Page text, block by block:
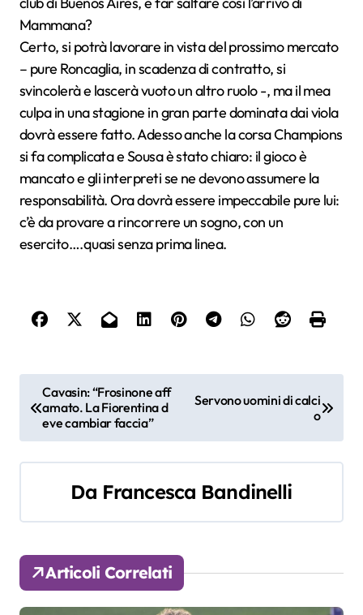
Mammana?
Certo, si potrà lavorare in vista del prossimo mercato
– pure Roncaglia, in scadenza di contratto, si
svincolerà e lascerà vuoto un altro ruolo -, ma il mea
culpa in una stagione in gran parte dominata dai viola
dovrà essere fatto. Adesso anche la corsa Champions
si fa complicata e Sousa è stato chiaro: il gioco è
mancato e gli interpreti se ne devono assumere la
responsabilità. Ora dovrà essere impeccabile pure lui:
c’è da provare a rincorrere un sogno, con un
esercito….quasi senza prima linea.
a
v
g
a
z
Cavasin: “Frosinone aff
amato. La Fiorentina d
eve cambiar faccia”
Servono uomini di calci
o
Da Francesca Bandinelli
Articoli Correlati